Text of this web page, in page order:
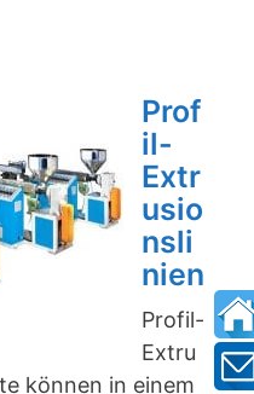
Prof
il-
Extr
usio
nsli
nien
Profil-
Extru
können in einem